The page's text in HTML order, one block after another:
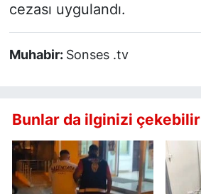
cezası uygulandı.
Muhabir: Sonses .tv
Bunlar da ilginizi çekebilir